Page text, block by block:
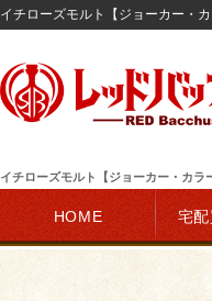
イチローズモルト【ジョーカー・
イチローズモルト【ジョーカー・カラ
HOME 宅